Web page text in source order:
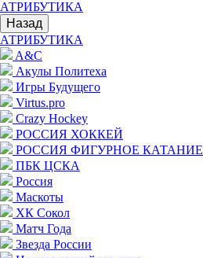
АТРИБУТИКА
Назад
АТРИБУТИКА
A&C
Акулы Политеха
Игры Будущего
Virtus.pro
Crazy Hockey
РОССИЯ ХОККЕЙ
РОССИЯ ФИГУРНОЕ КАТАНИЕ
ПБК ЦСКА
Россия
Маскоты
ХК Сокол
Матч Года
Звезда России